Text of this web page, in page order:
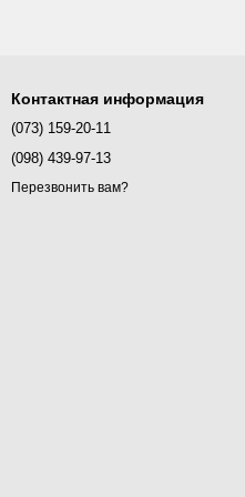
Контактная информация
(073) 159-20-11
(098) 439-97-13
Перезвонить вам?